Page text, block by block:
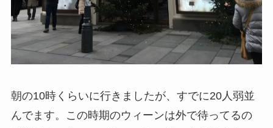
朝の10時くらいに行きましたが、すでに20人弱並
んでます。この時期のウィーンは外で待ってるの